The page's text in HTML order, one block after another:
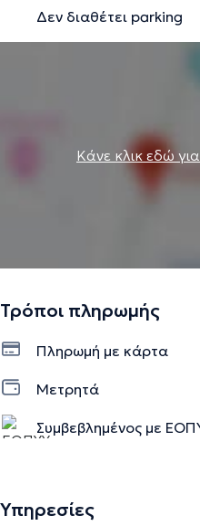
Δεν διαθέτει parking
Κάνε κλικ εδώ
Τρόποι πληρωμής
Πληρωμή με κάρτα
Μετρητά
Συμβεβλημένος με
Υπηρεσίες